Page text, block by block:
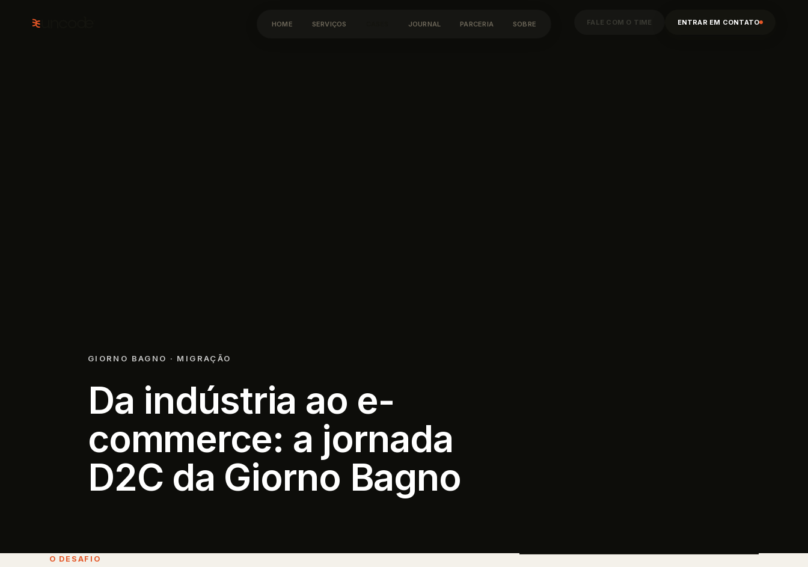
HOME
SERVIÇOS
JOURNAL
PARCERIA
SOBRE
FALE COM O TIME ENTRAR EM CONTATO
GIORNO BAGNO · MIGRAÇÃO
Da indústria ao e-
commerce: a jornada
D2C da Giorno Bagno
O DESAFIO